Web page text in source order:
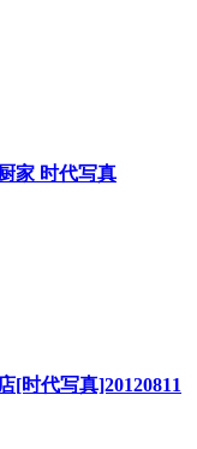
家 时代写真
[时代写真]20120811